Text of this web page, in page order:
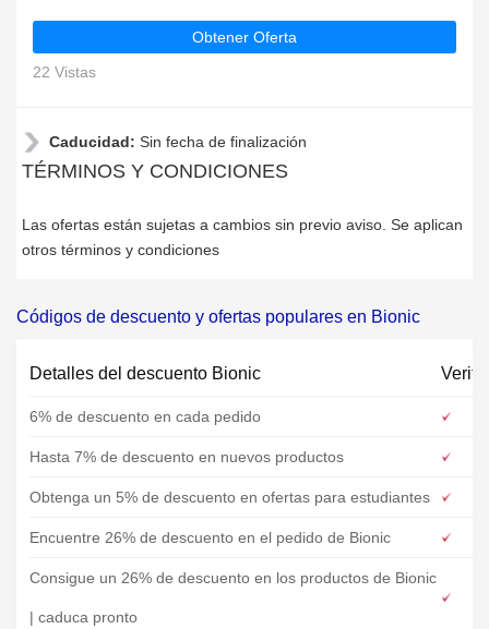
Obtener Oferta
22 Vistas
Caducidad: Sin fecha de finalización
TÉRMINOS Y CONDICIONES
Las ofertas están sujetas a cambios sin previo aviso. Se aplican
otros términos y condiciones
Códigos de descuento y ofertas populares en Bionic
Detalles del descuento Bionic
6% de descuento en cada pedido
Hasta 7% de descuento en nuevos productos
Obtenga un 5% de descuento en ofertas para estudiantes
Encuentre 26% de descuento en el pedido de Bionic
Consigue un 26% de descuento en los productos de Bionic
| caduca pronto